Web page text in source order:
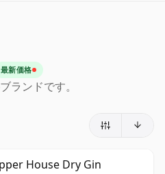
最新価格
ランドです。
House Dry Gin